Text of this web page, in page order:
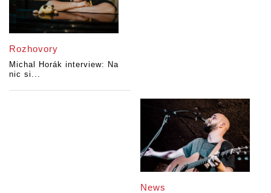
Rozhovory
Michal Horák interview: Na
nic si...
News